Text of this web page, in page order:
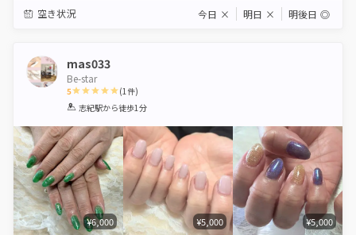
空き状況 今日 × 明日 × 明後日 ◎
mas033
Be-star
5
1 2 3 4 5
(1件)
志紀駅から徒歩1分
¥6,000 ¥5,000 ¥5,000